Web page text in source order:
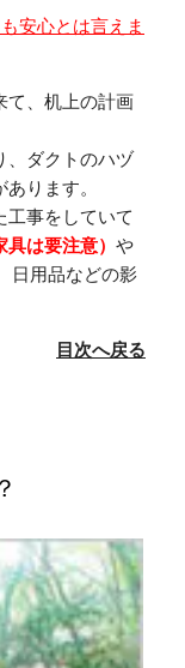
安心とは言えま
て、机上の計画
、ダクトのハヅ
ります。
工事をしていて
具は要注意） や
日用品などの影
目次へ戻る